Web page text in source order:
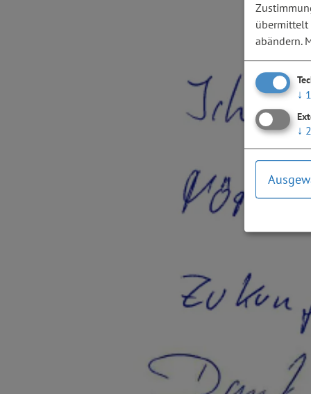
übermittelt
abändern.
↓ 1
↓ 2